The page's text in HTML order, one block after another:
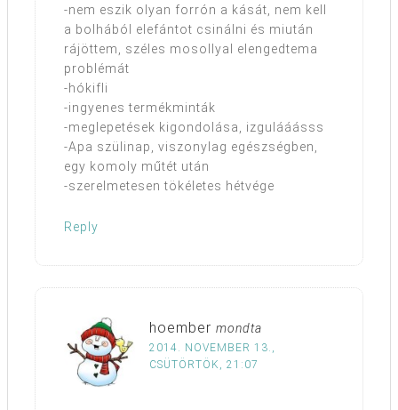
-nem eszik olyan forrón a kását, nem kell
a bolhából elefántot csinálni és miután
rájöttem, széles mosollyal elengedtema
problémát
-hókifli
-ingyenes termékminták
-meglepetések kigondolása, izgulááásss
-Apa szülinap, viszonylag egészségben,
egy komoly műtét után
-szerelmetesen tökéletes hétvége
Reply
hoember mondta
2014. NOVEMBER 13.,
CSÜTÖRTÖK, 21:07